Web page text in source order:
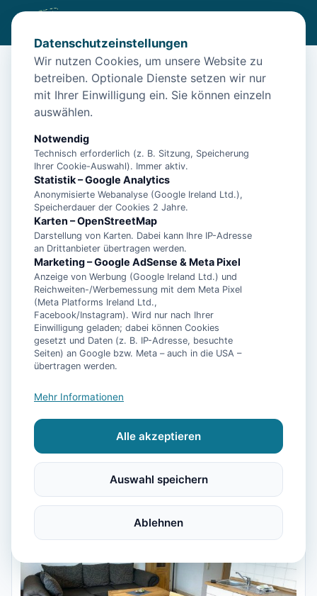
Start/Themen/
Norddeich in Ostfriesland – das lebendige Seebad an der
Nordseeküste
🏖️
Norddeich in Ostfriesland –
das lebendige Seebad an
der Nordseeküste
Norddeich ist der lebendigste Ort an der
ostfriesischen Festlandküste: Nordseeheilbad mit
Sand- und Grünstrand, Heimat der Seehundstation,
Startpunkt der Fähren nach Juist und Norderney –
und Vorzeigeort in Sachen Barrierefreiheit. Was das
und für wen Norddeich der richtige Urlaubsort ist,
steht hier.
60passende Unterkünfte
Datenschutzeinstellungen
Wir nutzen Cookies, um unsere Website zu
betreiben. Optionale Dienste setzen wir nur
mit Ihrer Einwilligung ein. Sie können einzeln
auswählen.
Notwendig
Technisch erforderlich (z. B. Sitzung, Speicherung
Ihrer Cookie-Auswahl). Immer aktiv.
Statistik – Google Analytics
Anonymisierte Webanalyse (Google Ireland Ltd.),
Speicherdauer der Cookies 2 Jahre.
Karten – OpenStreetMap
Darstellung von Karten. Dabei kann Ihre IP-Adresse
an Drittanbieter übertragen werden.
Marketing – Google AdSense & Meta Pixel
Anzeige von Werbung (Google Ireland Ltd.) und
Reichweiten-/Werbemessung mit dem Meta Pixel
(Meta Platforms Ireland Ltd.,
Facebook/Instagram). Wird nur nach Ihrer
Einwilligung geladen; dabei können Cookies
gesetzt und Daten (z. B. IP-Adresse, besuchte
Seiten) an Google bzw. Meta – auch in die USA –
übertragen werden.
Mehr Informationen
Alle akzeptieren
Auswahl speichern
Ablehnen